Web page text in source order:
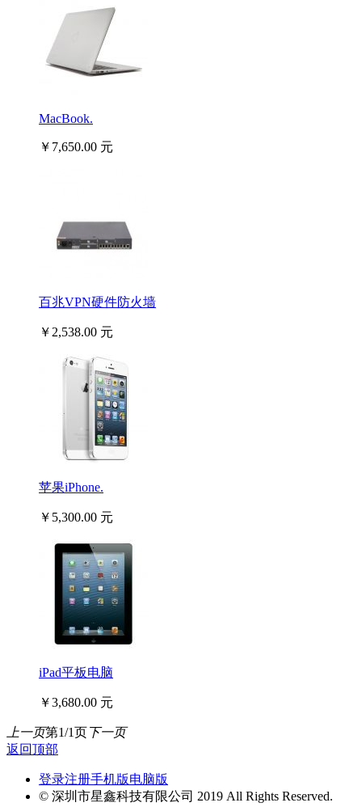
MacBook.
￥7,650.00 元
百兆VPN硬件防火墙
￥2,538.00 元
苹果iPhone.
￥5,300.00 元
iPad平板电脑
￥3,680.00 元
上一页第1/1页下一页
返回顶部
登录注册手机版电脑版
© 深圳市星鑫科技有限公司 2019 All Rights Reserved.